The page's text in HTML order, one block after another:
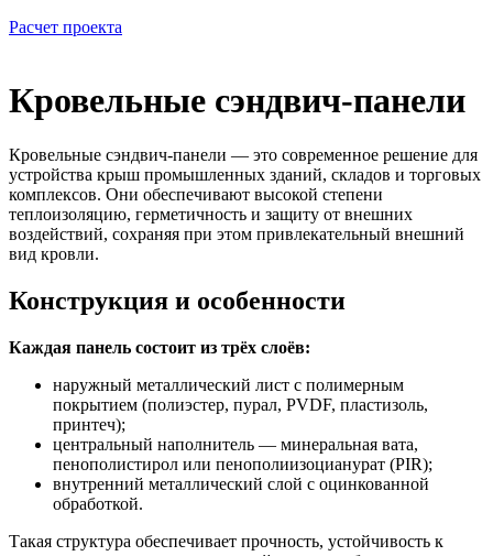
Расчет проекта
Кровельные сэндвич-панели
Кровельные сэндвич-панели — это современное решение для
устройства крыш промышленных зданий, складов и торговых
комплексов. Они обеспечивают высокой степени
теплоизоляцию, герметичность и защиту от внешних
воздействий, сохраняя при этом привлекательный внешний
вид кровли.
Конструкция и особенности
Каждая панель состоит из трёх слоёв:
наружный металлический лист с полимерным
покрытием (полиэстер, пурал, PVDF, пластизоль,
принтеч);
центральный наполнитель — минеральная вата,
пенополистирол или пенополиизоцианурат (PIR);
внутренний металлический слой с оцинкованной
обработкой.
Такая структура обеспечивает прочность, устойчивость к